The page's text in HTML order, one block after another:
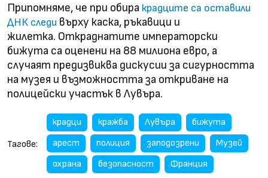
Припомняме, че при обира крадците са оставили
ДНК следи върху каска, ръкавици и
жилетка. Откраднатите императорски
бижута са оценени на 88 милиона евро, а
случаят предизвиква дискусии за сигурността
на музея и възможността за откриване на
полицейски участък в Лувъра.
Тагове:
крадци кражба Лувъра
бижута
арест
полиция заподозрени
Музей
охрана
безопасност Франция